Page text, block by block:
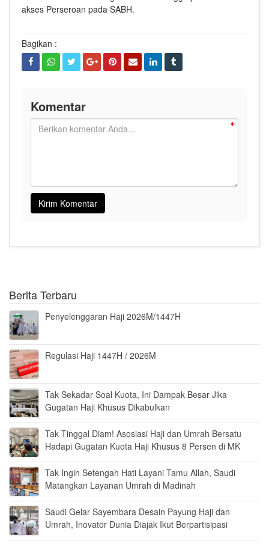
akses Perseroan pada SABH.
Bagikan :
Komentar
Berita Terbaru
Penyelenggaran Haji 2026M/1447H
Regulasi Haji 1447H / 2026M
Tak Sekadar Soal Kuota, Ini Dampak Besar Jika
Gugatan Haji Khusus Dikabulkan
Tak Tinggal Diam! Asosiasi Haji dan Umrah Bersatu
Hadapi Gugatan Kuota Haji Khusus 8 Persen di MK
Tak Ingin Setengah Hati Layani Tamu Allah, Saudi
Matangkan Layanan Umrah di Madinah
Saudi Gelar Sayembara Desain Payung Haji dan
Umrah, Inovator Dunia Diajak Ikut Berpartisipasi